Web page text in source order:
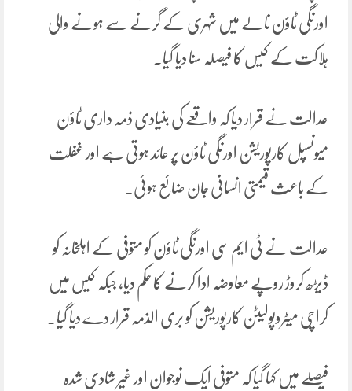
اورنگی ٹاؤن نالے میں شہری کے گرنے سے ہونے والی
ہلاکت کے کیس کا فیصلہ سنا دیا گیا۔
عدالت نے قرار دیا کہ واقعے کی بنیادی ذمہ داری ٹاؤن
میونسپل کارپوریشن اورنگی ٹاؤن پر عائد ہوتی ہے اور غفلت
کے باعث قیمتی انسانی جان ضائع ہوئی۔
عدالت نے ٹی ایم سی اورنگی ٹاؤن کو متوفی کے اہلخانہ کو
ڈیڑھ کروڑ روپے معاوضہ ادا کرنے کا حکم دیا، جبکہ کیس میں
کراچی میٹروپولیٹن کارپوریشن کو بری الذمہ قرار دے دیا گیا۔
فیصلے میں کہا گیا کہ متوفی ایک نوجوان اور غیر شادی شدہ